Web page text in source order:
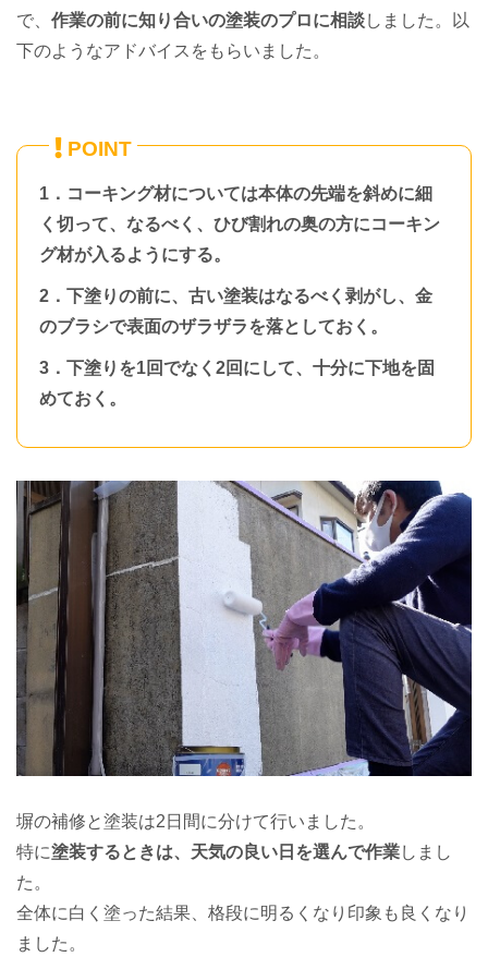
で、 作業の前に知り合いの塗装のプロに相談しました。以
下のようなアドバイスをもらいました。
1．コーキング材については本体の先端を斜めに細
く切って、なるべく、ひび割れの奥の方にコーキン
グ材が入るようにする。
2．下塗りの前に、古い塗装はなるべく剥がし、金
のブラシで表面のザラザラを落としておく。
3．下塗りを1回でなく2回にして、十分に下地を固
めておく。
塀の補修と塗装は2日間に分けて行いました。
特に塗装するときは、天気の良い日を選んで作業しまし
た。
全体に白く塗った結果、格段に明るくなり印象も良くなり
ました。